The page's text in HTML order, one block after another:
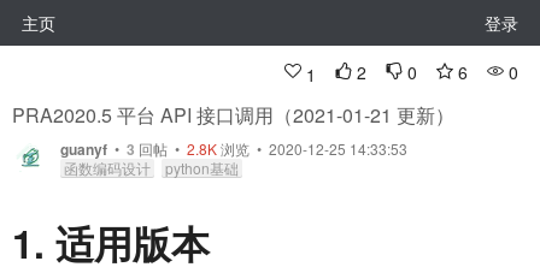
主页 登录
1 2 0 6 0
PRA2020.5 平台 API 接口调用（2021-01-21 更新）
guanyf • 3 回帖 • 2.8K浏览 • 2020-12-25 14:33:53
函数编码设计
python基础
1. 适用版本